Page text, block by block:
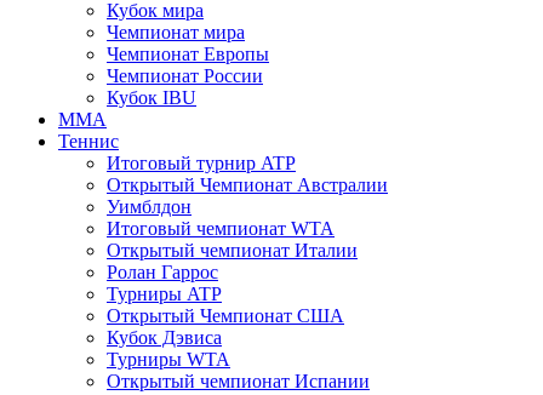
Кубок мира
Чемпионат мира
Чемпионат Европы
Чемпионат России
Кубок IBU
MMA
Теннис
Итоговый турнир ATP
Открытый Чемпионат Австралии
Уимблдон
Итоговый чемпионат WTA
Открытый чемпионат Италии
Ролан Гаррос
Турниры ATP
Открытый Чемпионат США
Кубок Дэвиса
Турниры WTA
Открытый чемпионат Испании